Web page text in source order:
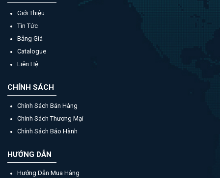
Giới Thiệu
Tin Tức
Bảng Giá
Catalogue
Liên Hệ
CHÍNH SÁCH
Chính Sách Bán Hàng
Chính Sách Thương Mại
Chính Sách Bảo Hành
HƯỚNG DẪN
Hướng Dẫn Mua Hàng